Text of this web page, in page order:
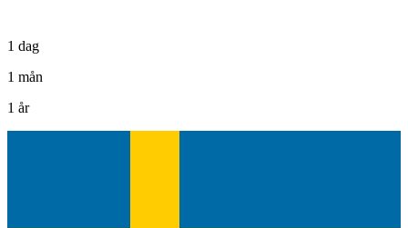
1 dag
1 mån
1 år